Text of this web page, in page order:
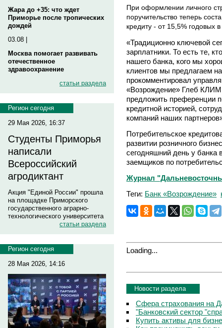
Жара до +35: что ждет
Приморье после тропических
дождей
03.08 |
Москва помогает развивать
отечественное
здравоохранение
статьи раздела
Регион сегодня
29 Мая 2026, 16:37
Студенты Приморья
написали
Всероссийский
агродиктант
Акция "Единой России" прошла
на площадке Приморского
государственного аграрно-
технологического университета
статьи раздела
Регион сегодня
28 Мая 2026, 14:16
При оформлении личного
поручительство теперь
кредиту - от 15,5% годовых
«Традиционно ключевой
зарплатники. То есть те,
нашего банка, кого мы
клиентов мы предлагаем
прокомментировал
«Возрождение» Глеб
предложить преференции
кредитной историей,
компаний наших
Потребительское
развитии розничного
сегодняшний день у банка
заемщиков по
Журнал
Теги: Банк «Возрождение»
Loading...
Новости раздела
Сфера страхования на
"Банковский сектор
Купить активы для